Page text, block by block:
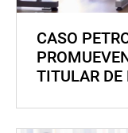
CASO
TITULAR